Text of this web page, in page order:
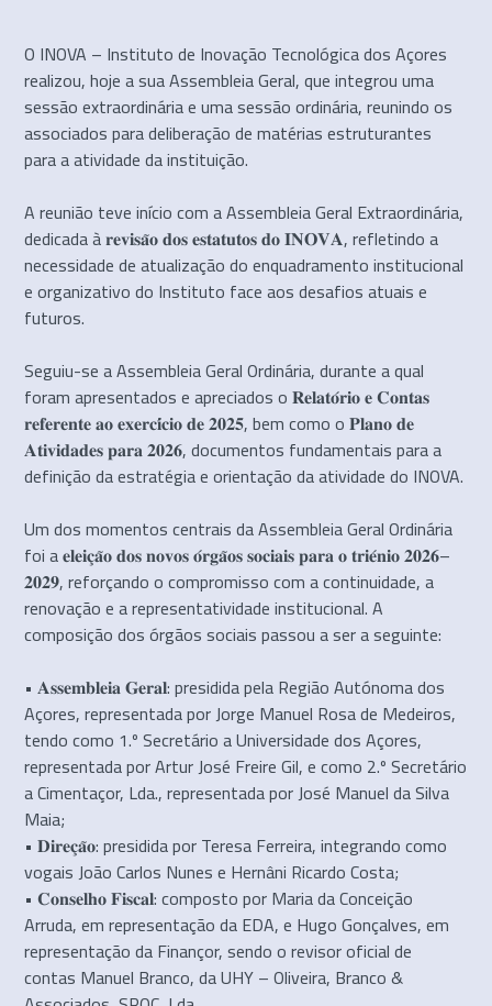
O INOVA – Instituto de Inovação Tecnológica dos Açores
realizou, hoje a sua Assembleia Geral, que integrou uma
sessão extraordinária e uma sessão ordinária, reunindo os
associados para deliberação de matérias estruturantes
para a atividade da instituição.
A reunião teve início com a Assembleia Geral Extraordinária,
dedicada à 𝐫𝐞𝐯𝐢𝐬𝐚̃𝐨 𝐝𝐨𝐬 𝐞𝐬𝐭𝐚𝐭𝐮𝐭𝐨𝐬 𝐝𝐨 𝐈𝐍𝐎𝐕𝐀, refletindo a
necessidade de atualização do enquadramento institucional
e organizativo do Instituto face aos desafios atuais e
futuros.
Seguiu-se a Assembleia Geral Ordinária, durante a qual
foram apresentados e apreciados o 𝐑𝐞𝐥𝐚𝐭𝐨́𝐫𝐢𝐨 𝐞 𝐂𝐨𝐧𝐭𝐚𝐬
𝐫𝐞𝐟𝐞𝐫𝐞𝐧𝐭𝐞 𝐚𝐨 𝐞𝐱𝐞𝐫𝐜𝐢́𝐜𝐢𝐨 𝐝𝐞 𝟐𝟎𝟐𝟓, bem como o 𝐏𝐥𝐚𝐧𝐨 𝐝𝐞
𝐀𝐭𝐢𝐯𝐢𝐝𝐚𝐝𝐞𝐬 𝐩𝐚𝐫𝐚 𝟐𝟎𝟐𝟔, documentos fundamentais para a
definição da estratégia e orientação da atividade do INOVA.
Um dos momentos centrais da Assembleia Geral Ordinária
foi a 𝐞𝐥𝐞𝐢𝐜̧𝐚̃𝐨 𝐝𝐨𝐬 𝐧𝐨𝐯𝐨𝐬 𝐨́𝐫𝐠𝐚̃𝐨𝐬 𝐬𝐨𝐜𝐢𝐚𝐢𝐬 𝐩𝐚𝐫𝐚 𝐨 𝐭𝐫𝐢𝐞́𝐧𝐢𝐨 𝟐𝟎𝟐𝟔–
𝟐𝟎𝟐𝟗, reforçando o compromisso com a continuidade, a
renovação e a representatividade institucional. A
composição dos órgãos sociais passou a ser a seguinte:
• 𝐀𝐬𝐬𝐞𝐦𝐛𝐥𝐞𝐢𝐚 𝐆𝐞𝐫𝐚𝐥: presidida pela Região Autónoma dos
Açores, representada por Jorge Manuel Rosa de Medeiros,
tendo como 1.º Secretário a Universidade dos Açores,
representada por Artur José Freire Gil, e como 2.º Secretário
a Cimentaçor, Lda., representada por José Manuel da Silva
Maia;
• 𝐃𝐢𝐫𝐞𝐜̧𝐚̃𝐨: presidida por Teresa Ferreira, integrando como
vogais João Carlos Nunes e Hernâni Ricardo Costa;
• 𝐂𝐨𝐧𝐬𝐞𝐥𝐡𝐨 𝐅𝐢𝐬𝐜𝐚𝐥: composto por Maria da Conceição
Arruda, em representação da EDA, e Hugo Gonçalves, em
representação da Finançor, sendo o revisor oficial de
contas Manuel Branco, da UHY – Oliveira, Branco &